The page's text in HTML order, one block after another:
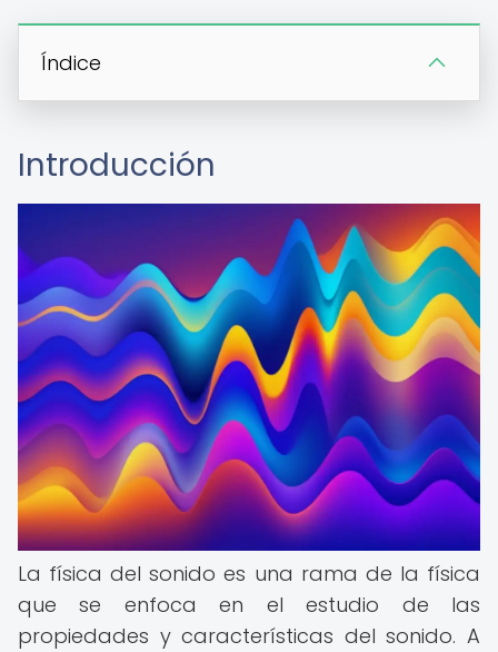
Índice
Introducción
La física del sonido es una rama de la física
que se enfoca en el estudio de las
propiedades y características del sonido. A